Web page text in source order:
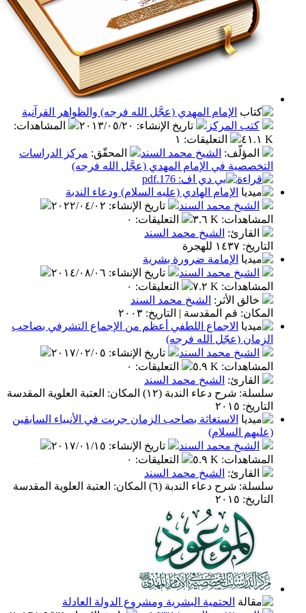
الإمام المهدي (عجَّل الله فرجه) والظواهر القرآنية
المركز
تاريخ الإنشاء :٢٠١٣/٠٥/٢٠ المشاهدات:
التعليقات:١
الشيخ محمد السند المحقّق:مركز الدراسات
في الإمام المهدي (عجَّل الله فرجه)
الإمام الهادي (عليه السلام) ودعاء الندبة
محمد السند
تاريخ الإنشاء :٢٠٢٢/٠٤/٠٢
٣.٦ K التعليقات:٠
الشيخ محمد السند
الإمامة ضرورة بشرية
محمد السند
تاريخ الإنشاء :٢٠١٤/٠٨/٠٦
٧.٢ K التعليقات:٠
الأثر:الشيخ محمد السند
قم المقدسة | التاريخ: ٢٠٠٣
الاجماع اللطفي أعظم من الإجماع التشرفي بصاحب
(عجّل الله فرجه)
محمد السند
تاريخ الإنشاء :٢٠١٧/٠٢/٠٥
٥.٩ K التعليقات:٠
الشيخ محمد السند
سلسلة: شرح دعاء الندبة (١٢) المكان: العتبة العلوية المقدسة
الاستغاثة بصاحب الزمان جربت في الأنبياء السابقين
السلام)
محمد السند
تاريخ الإنشاء :٢٠١٧/٠١/١٥
٥.٩ K التعليقات:٠
الشيخ محمد السند
سلسلة: شرح دعاء الندبة (٦) المكان: العتبة العلوية المقدسة
الحتمية البشرية ومشروع الدولة العادلة